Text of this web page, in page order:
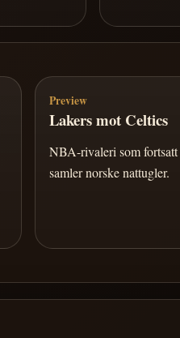
Preview
Lakers mot Celtics
NBA-rivaleri som fortsatt
samler norske nattugler.